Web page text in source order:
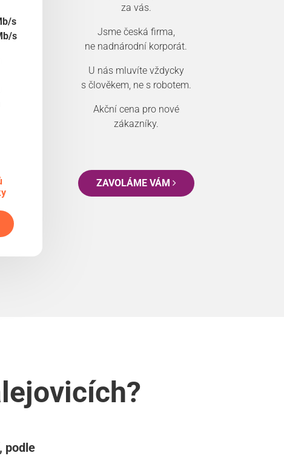
s
s
za vás.
Jsme česká firma,
ne nadnárodní korporát.
U nás mluvíte vždycky
s člověkem, ne s robotem.
Akční cena pro nové
zákazníky.
ZAVOLÁME VÁM
podle